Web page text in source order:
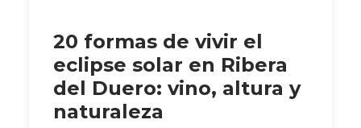
20 formas de vivir el
eclipse solar en Ribera
del Duero: vino, altura y
naturaleza